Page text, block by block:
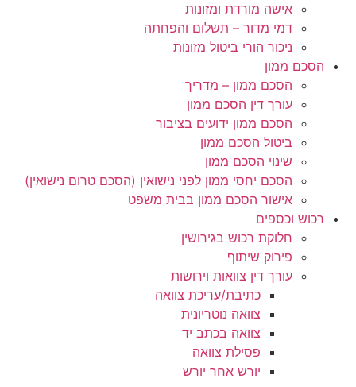
אישה מורדת ומזונות
דמי מדור – תשלום והפחתה
ניכור הורי ביטול מזונות
הסכם ממון
הסכם ממון – מדריך
עורך דין הסכם ממון
הסכם ממון ידועים בציבור
ביטול הסכם ממון
שינוי הסכם ממון
הסכם יחסי ממון לפני נישואין (הסכם טרום נישואין)
אישור הסכם ממון בבית משפט
רכוש וכספים
חלוקת רכוש בגירושין
פירוק שיתוף
עורך דין צוואות וירושות
כתיבת/עריכת צוואה
צוואה נוטריונית
צוואה בכתב יד
פסילת צוואה
יורש אחר יורש